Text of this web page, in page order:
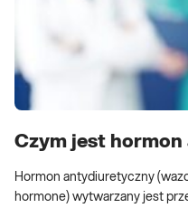
Czym jest
Hormon antydiuretyczny
hormone) wytwarzany jest